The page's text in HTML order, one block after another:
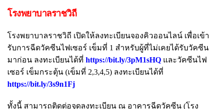
โรงพยาบาลราชวิถี
โรงพยาบาลราชวิถี เปิดให้ลงทะเบียนจองคิวออนไลน์ เพื่อเข้า
รับการฉีดวัคซีนไฟเซอร์ เข็มที่ 1 สำหรับผู้ที่ไม่เคยได้รับวัคซีน
มาก่อน ลงทะเบียนได้ที่ https://bit.ly/3pM1sHQ และวัคซีนไฟ
เซอร์ เข็มกระตุ้น (เข็มที่ 2,3,4,5) ลงทะเบียนได้ที่
https://bit.ly/3s9n1Fj
ทั้งนี้ สามารถติดต่อจุดลงทะเบียน ณ อาคารฉีดวัคซีน (โรง